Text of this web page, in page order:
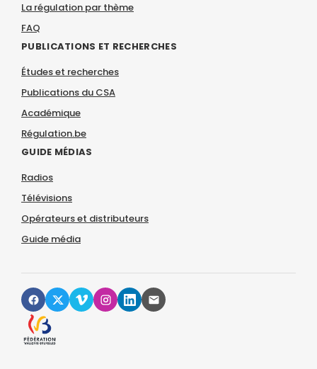
La régulation par thème
FAQ
PUBLICATIONS ET RECHERCHES
Études et recherches
Publications du CSA
Académique
Régulation.be
GUIDE MÉDIAS
Radios
Télévisions
Opérateurs et distributeurs
Guide média